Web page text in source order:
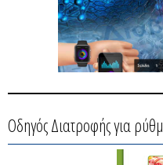
Οδηγός Διατροφής για